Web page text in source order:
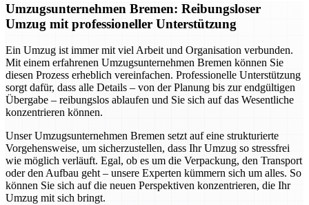
Umzugsunternehmen Bremen: Reibungsloser
Umzug mit professioneller Unterstützung
Ein Umzug ist immer mit viel Arbeit und Organisation verbunden.
Mit einem erfahrenen Umzugsunternehmen Bremen können Sie
diesen Prozess erheblich vereinfachen. Professionelle Unterstützung
sorgt dafür, dass alle Details – von der Planung bis zur endgültigen
Übergabe – reibungslos ablaufen und Sie sich auf das Wesentliche
konzentrieren können.
Unser Umzugsunternehmen Bremen setzt auf eine strukturierte
Vorgehensweise, um sicherzustellen, dass Ihr Umzug so stressfrei
wie möglich verläuft. Egal, ob es um die Verpackung, den Transport
oder den Aufbau geht – unsere Experten kümmern sich um alles. So
können Sie sich auf die neuen Perspektiven konzentrieren, die Ihr
Umzug mit sich bringt.